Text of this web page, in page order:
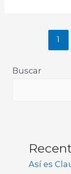
1
Buscar
Así es